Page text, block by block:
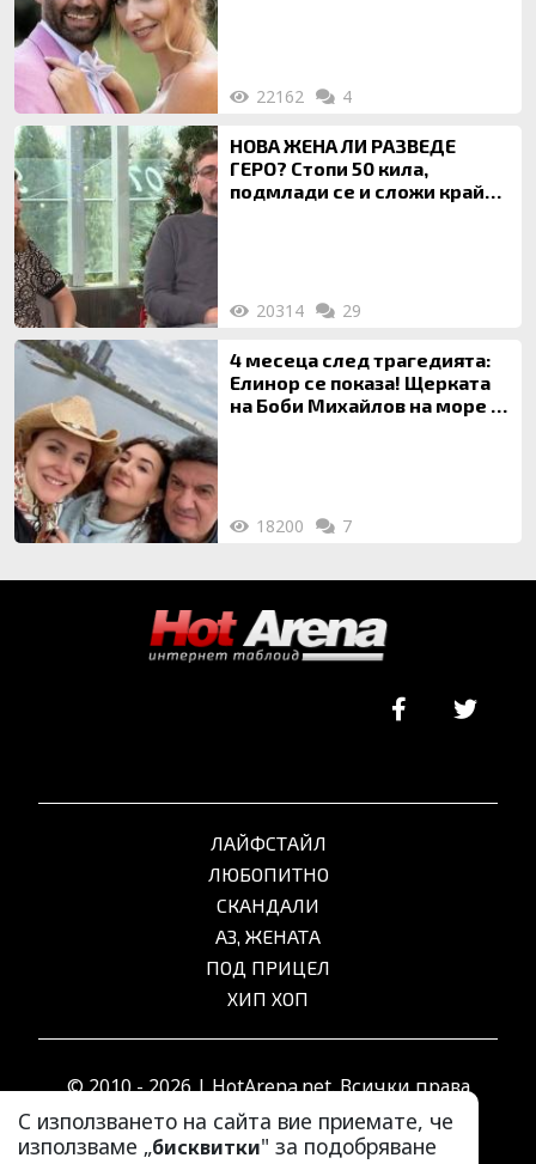
22162 4
НОВА ЖЕНА ЛИ РАЗВЕДЕ
ГЕРО? Стопи 50 кила,
подмлади се и сложи край
20314 29
4 месеца след трагедията:
Елинор се показа! Щерката
на Боби Михайлов на море с
18200 7
С използването на сайта вие приемате, че
използваме „бисквитки" за подобряване
ЛАЙФСТАЙЛ
ЛЮБОПИТНО
СКАНДАЛИ
АЗ, ЖЕНАТА
ПОД ПРИЦЕЛ
ХИП ХОП
© 2010 - 2026 | HotArena.net. Всички права
запазени.